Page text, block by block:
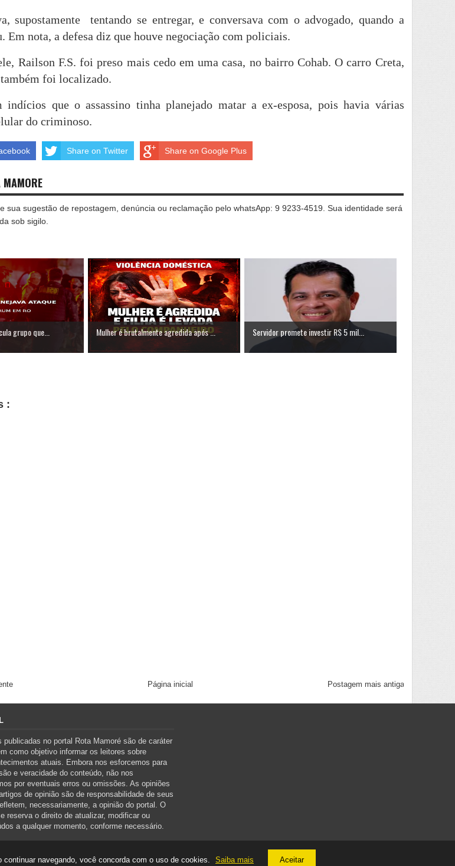
supostamente tentando se entregar, e conversava com o advogado, quando a
Em nota, a defesa diz que houve negociação com policiais.
Railson F.S. foi preso mais cedo em uma casa, no bairro Cohab. O carro Creta,
foi localizado.
que o assassino tinha planejado matar a ex-esposa, pois havia várias
do criminoso.
Share on Twitter Share on Google Plus
sua sugestão de repostagem, denúncia ou reclamação pelo whatsApp: 9 9233-4519. Sua identidade será
sob sigilo.
grupo que... Mulher é brutalmente agredida após ... Servidor promete investir R$ 5 mil...
:
Postagem mais antiga
Página inicial
publicadas no portal Rota Mamoré são de caráter
como objetivo informar os leitores sobre
atuais. Embora nos esforcemos para
e veracidade do conteúdo, não nos
por eventuais erros ou omissões. As opiniões
de opinião são de responsabilidade de seus
necessariamente, a opinião do portal. O
reserva o direito de atualizar, modificar ou
a qualquer momento, conforme necessário.
navegando, você concorda com o uso de cookies. Saiba mais Aceitar